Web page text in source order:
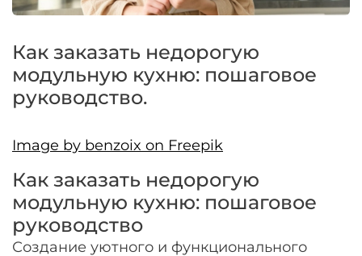
Как заказать недорогую
модульную кухню: пошаговое
руководство.
Image by benzoix on Freepik
Как заказать недорогую
модульную кухню: пошаговое
руководство
Создание уютного и функционального
Оплачивайте сегодня только25% картой
Получайте товар
выбранный способом
Оставшиеся75% будут
списываться с вашей карты
по25 % каждые 2 недели